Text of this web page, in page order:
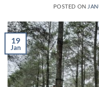
POSTED ON
19
Jan